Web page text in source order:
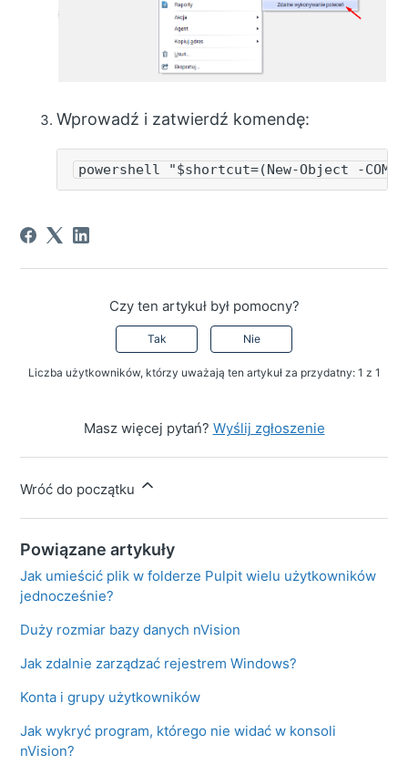
Wprowadź i zatwierdź komendę:
powershell "$shortcut=(New-Object -
Czy ten artykuł był pomocny?
Tak Nie
Liczba użytkowników, którzy uważają ten artykuł za przydatny: 1 z 1
Masz więcej pytań? Wyślij zgłoszenie
Wróć do początku
Powiązane artykuły
Jak umieścić plik w folderze Pulpit wielu użytkowników
jednocześnie?
Duży rozmiar bazy danych nVision
Jak zdalnie zarządzać rejestrem Windows?
Konta i grupy użytkowników
Jak wykryć program, którego nie widać w konsoli
nVision?